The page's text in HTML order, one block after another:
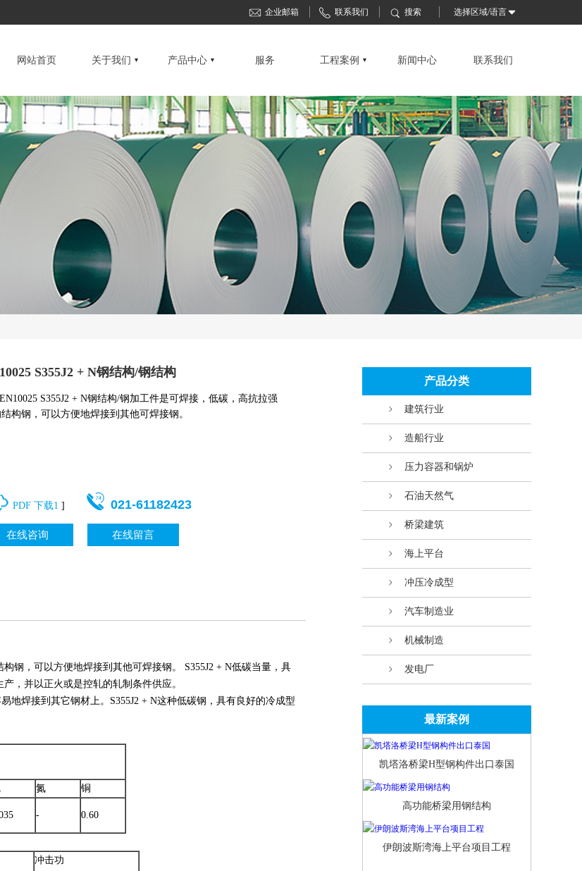
企业邮箱 联系我们 搜索 选择区域/语言
网站首页 关于我们 产品中心 服务 工程案例 新闻中心 联系我们
S355J2 + N钢结构/钢结构
EN10025 S355J2 + N钢结构/钢加工件是可焊接，低碳，高抗拉强
构钢，可以方便地焊接到其他可焊接钢。
PDF 下载1 ] 021-61182423
在线咨询 在线留言
钢，可以方便地焊接到其他可焊接钢。 S355J2 + N低碳当量，具
，并以正火或是控轧的轧制条件供应。
地焊接到其它钢材上。S355J2 + N这种低碳钢，具有良好的冷成型
氮
铜
- 0.60
冲击功
产品分类
建筑行业
造船行业
压力容器和锅炉
石油天然气
桥梁建筑
海上平台
冲压冷成型
汽车制造业
机械制造
发电厂
最新案例
凯塔洛桥梁H型钢构件出口泰国
高功能桥梁用钢结构
伊朗波斯湾海上平台项目工程